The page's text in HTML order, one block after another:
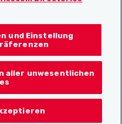
und Einstellung
aller unwesentlichen